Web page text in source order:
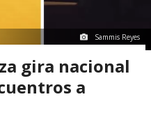
Sammis Reyes
gira nacional
a